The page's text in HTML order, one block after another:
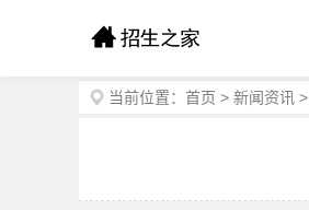
当前位置： 首页 > 新闻资讯 >